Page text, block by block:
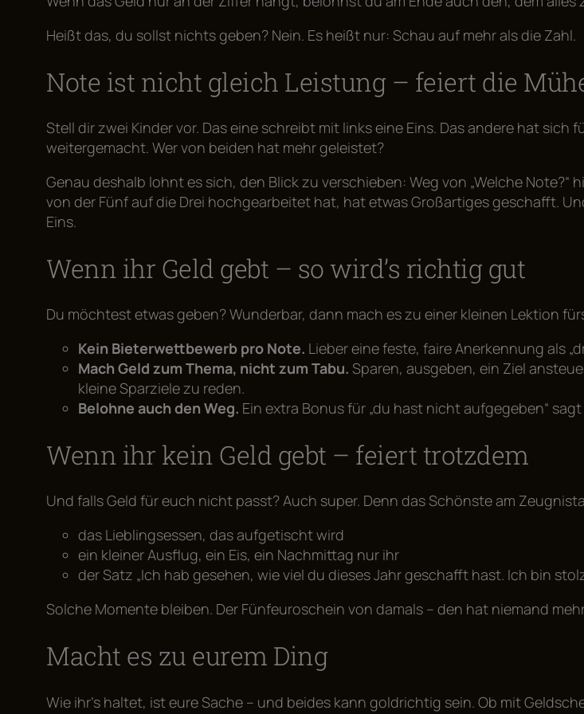
Heißt das, du sollst nichts geben? Nein. Es heißt nur: Schau auf mehr als die Zahl.
Note ist nicht gleich Leistung – feiert die
Stell dir zwei Kinder vor. Das eine schreibt mit links eine Eins. Das andere hat
weitergemacht. Wer von beiden hat mehr geleistet?
Genau deshalb lohnt es sich, den Blick zu verschieben: Weg von „Welche Note?“
von der Fünf auf die Drei hochgearbeitet hat, hat etwas Großartiges geschafft.
Eins.
Wenn ihr Geld gebt – so wird’s richtig gut
Du möchtest etwas geben? Wunderbar, dann mach es zu einer kleinen Lektion
Kein Bieterwettbewerb pro Note. Lieber eine feste, faire Anerkennung als
Mach Geld zum Thema, nicht zum Tabu. Sparen, ausgeben, ein Ziel
kleine Sparziele zu reden.
Belohne auch den Weg. Ein extra Bonus für „du hast nicht aufgegeben“
Wenn ihr kein Geld gebt – feiert trotzdem
Und falls Geld für euch nicht passt? Auch super. Denn das Schönste am
das Lieblingsessen, das aufgetischt wird
ein kleiner Ausflug, ein Eis, ein Nachmittag nur ihr
der Satz „Ich hab gesehen, wie viel du dieses Jahr geschafft hast. Ich bin
Solche Momente bleiben. Der Fünfeuroschein von damals – den hat niemand
Macht es zu eurem Ding
Wie ihr’s haltet, ist eure Sache – und beides kann goldrichtig sein. Ob mit